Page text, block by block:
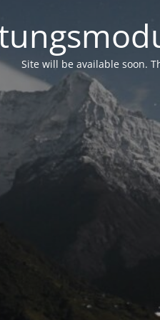
Site will be available soon.